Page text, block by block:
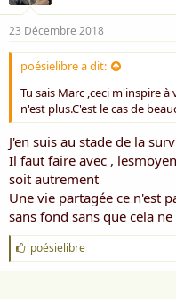
23 Décembre 2018
poésielibre a dit:
Tu sais Marc ,ceci m'inspire
n'est plus.C'est le cas de
J'en suis au stade de la
Il faut faire avec ,
soit autrement
Une vie partagée ce n'est
sans fond sans que cela
J
'
a
poésielibre